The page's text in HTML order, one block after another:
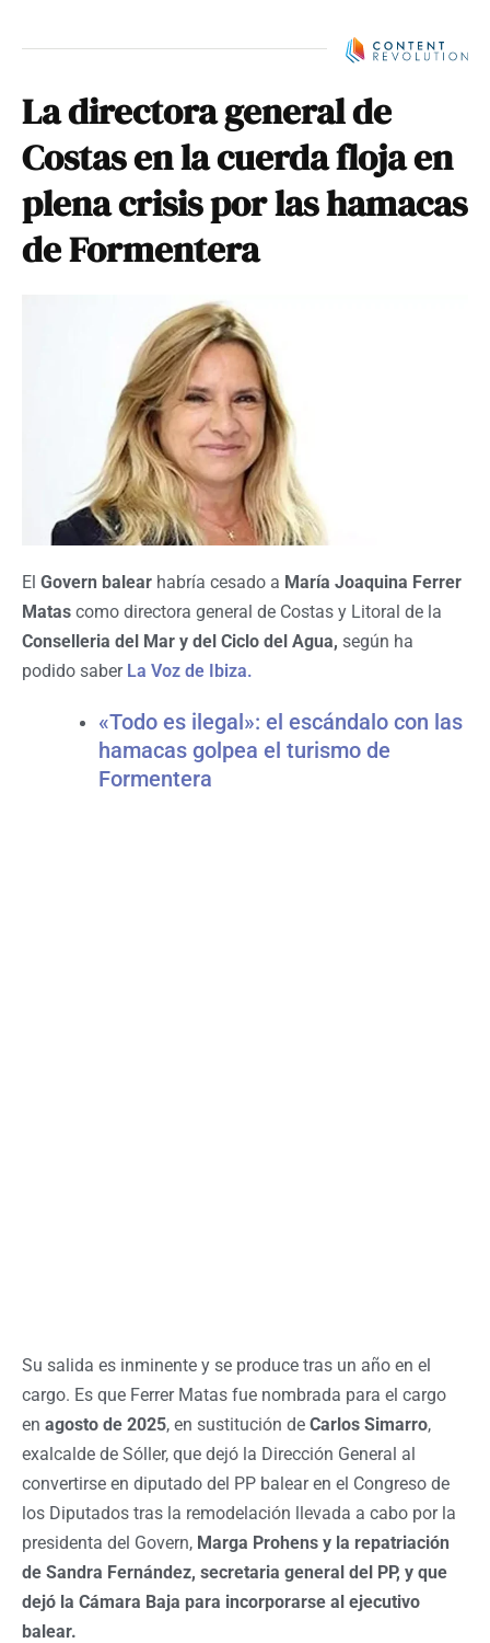
La directora general de
Costas en la cuerda floja en
plena crisis por las hamacas
de Formentera
El Govern balear habría cesado a María Joaquina Ferrer
Matas como directora general de Costas y Litoral de la
Conselleria del Mar y del Ciclo del Agua, según ha
podido saber La Voz de Ibiza.
«Todo es ilegal»: el escándalo con las
hamacas golpea el turismo de
Formentera
Su salida es inminente y se produce tras un año en el
cargo. Es que Ferrer Matas fue nombrada para el cargo
en agosto de 2025, en sustitución de Carlos Simarro,
exalcalde de Sóller, que dejó la Dirección General al
convertirse en diputado del PP balear en el Congreso de
los Diputados tras la remodelación llevada a cabo por la
presidenta del Govern, Marga Prohens y la repatriación
de Sandra Fernández, secretaria general del PP, y que
dejó la Cámara Baja para incorporarse al ejecutivo
balear.